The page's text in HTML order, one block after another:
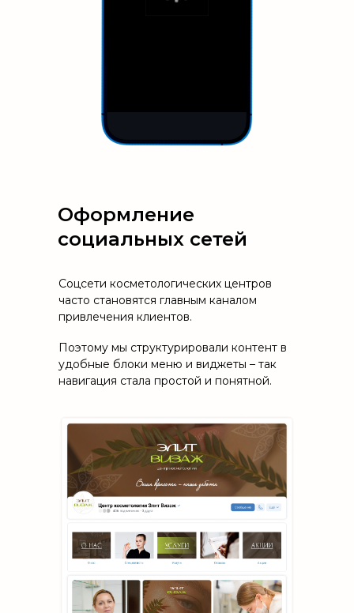
Оформление
социальных сетей
Поэтому мы структурировали контент в
удобные блоки меню и виджеты – так
навигация стала простой и понятной.
Соцсети косметологических центров
часто становятся главным каналом
привлечения клиентов.